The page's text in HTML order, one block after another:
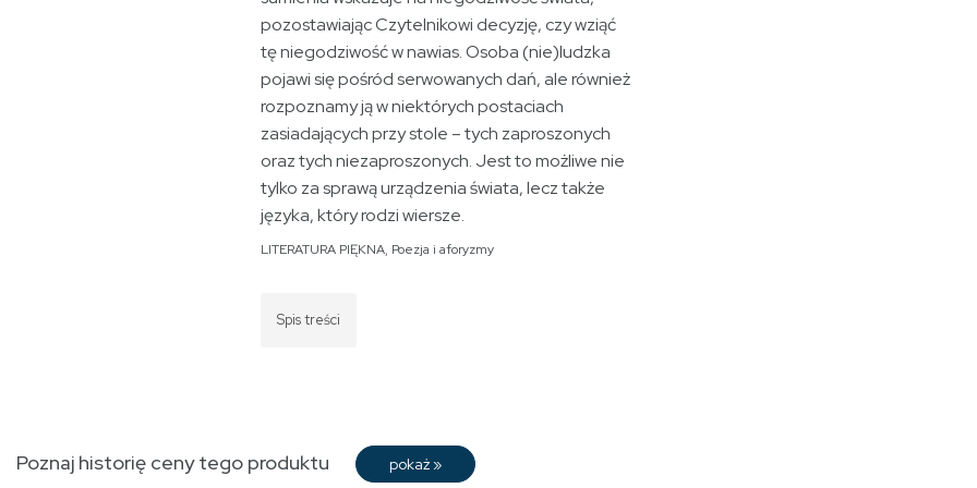
pozostawiając Czytelnikowi decyzję, czy wziąć
tę niegodziwość w nawias. Osoba (nie)ludzka
pojawi się pośród serwowanych dań, ale również
rozpoznamy ją w niektórych postaciach
zasiadających przy stole – tych zaproszonych
oraz tych niezaproszonych. Jest to możliwe nie
tylko za sprawą urządzenia świata, lecz także
języka, który rodzi wiersze.
LITERATURA PIĘKNA, Poezja i aforyzmy
Spis treści
Poznaj historię ceny tego produktu pokaż »